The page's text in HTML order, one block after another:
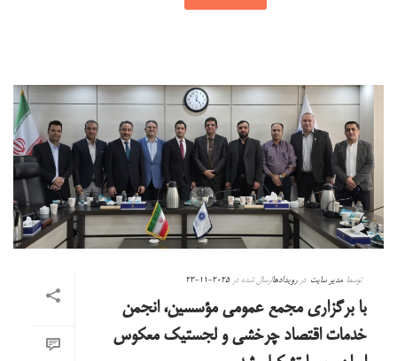
توسط مدیر سایت دررویدادهاارسال شده در 2025-11-23
با برگزاری مجمع عمومی مؤسسین، انجمن
خدمات اقتصاد چرخشی و لجستیک معکوس